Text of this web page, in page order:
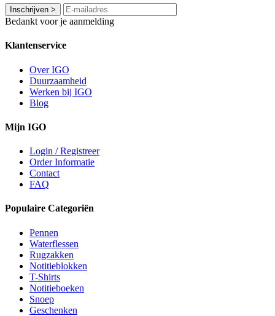
Inschrijven >
Bedankt voor je aanmelding
Klantenservice
Over IGO
Duurzaamheid
Werken bij IGO
Blog
Mijn IGO
Login / Registreer
Order Informatie
Contact
FAQ
Populaire Categoriën
Pennen
Waterflessen
Rugzakken
Notitieblokken
T-Shirts
Notitieboeken
Snoep
Geschenken